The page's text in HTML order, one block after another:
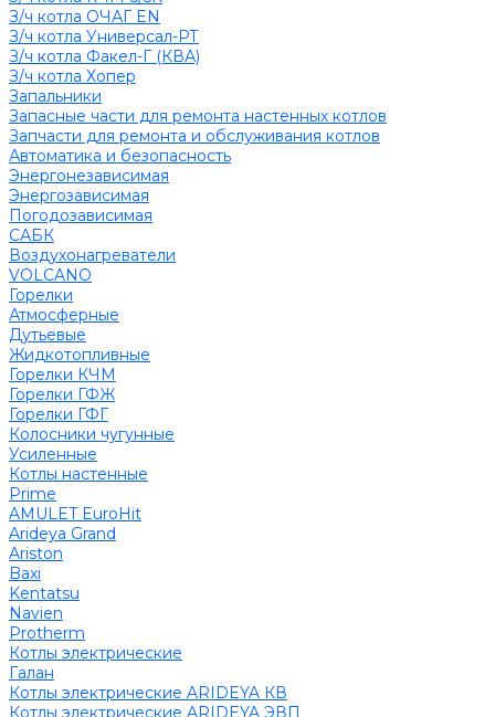
З/ч котла ОЧАГ EN
З/ч котла Универсал-РТ
З/ч котла Факел-Г (КВА)
З/ч котла Хопер
Запальники
Запасные части для ремонта настенных котлов
Запчасти для ремонта и обслуживания котлов
Автоматика и безопасность
Энергонезависимая
Энергозависимая
Погодозависимая
САБК
Воздухонагреватели
VOLCANO
Горелки
Атмосферные
Дутьевые
Жидкотопливные
Горелки КЧМ
Горелки ГФЖ
Горелки ГФГ
Колосники чугунные
Усиленные
Котлы настенные
Prime
AMULET EuroHit
Arideya Grand
Ariston
Baxi
Kentatsu
Navien
Protherm
Котлы электрические
Галан
Котлы электрические ARIDEYA КВ
Котлы электрические ARIDEYA ЭВП